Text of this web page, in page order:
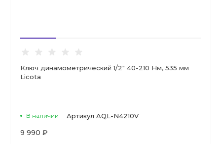
Ключ динамометрический 1/2" 40-210 Нм, 535 мм
Licota
В наличии Артикул AQL-N4210V
9 990 ₽